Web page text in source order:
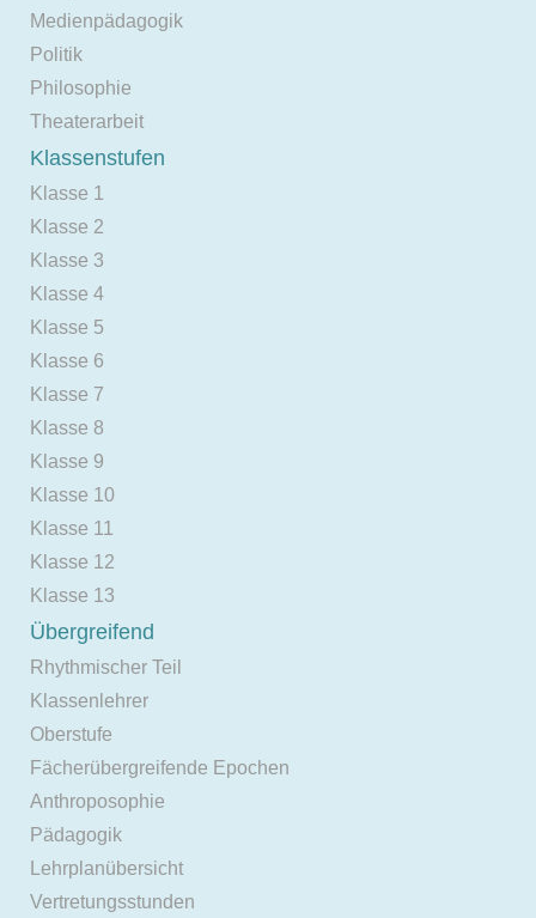
Medienpädagogik
Politik
Philosophie
Theaterarbeit
Klassenstufen
Klasse 1
Klasse 2
Klasse 3
Klasse 4
Klasse 5
Klasse 6
Klasse 7
Klasse 8
Klasse 9
Klasse 10
Klasse 11
Klasse 12
Klasse 13
Übergreifend
Rhythmischer Teil
Klassenlehrer
Oberstufe
Fächerübergreifende Epochen
Anthroposophie
Pädagogik
Lehrplanübersicht
Vertretungsstunden